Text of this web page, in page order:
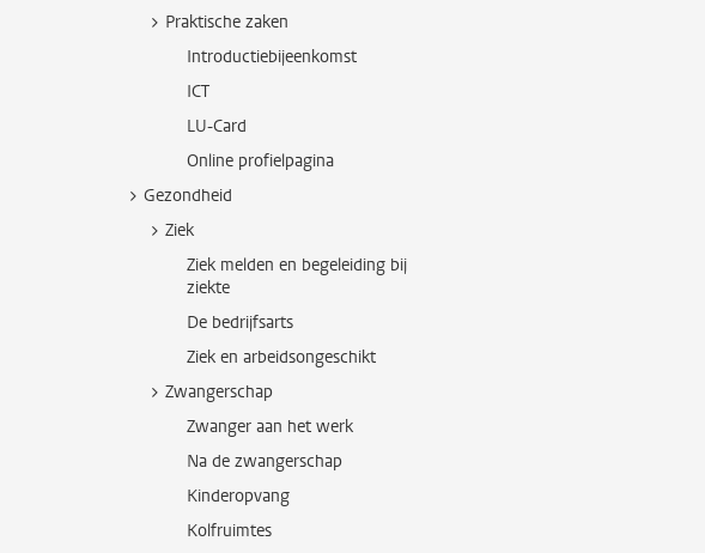
Praktische zaken
Introductiebijeenkomst
ICT
LU-Card
Online profielpagina
Gezondheid
Ziek
Ziek melden en begeleiding bij
ziekte
De bedrijfsarts
Ziek en arbeidsongeschikt
Zwangerschap
Zwanger aan het werk
Na de zwangerschap
Kinderopvang
Kolfruimtes